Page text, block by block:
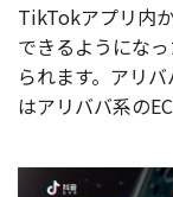
TikTokアプリ内
できるようにな
られます。アリ
はアリババ系の